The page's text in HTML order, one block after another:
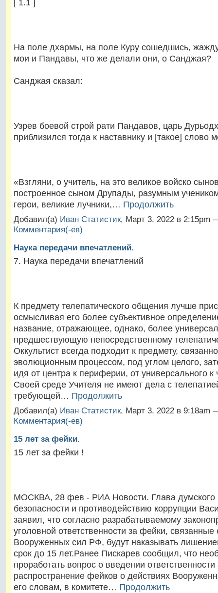
[ 1.1 ]
На поле дхармы, на поле Куру сошедшись,
мои и Пандавы, что же делали они, о Санджая?
Санджая сказал:
Узрев боевой строй рати Пандавов, царь
приблизился тогда к наставнику и [такое] слово
«Взгляни, о учитель, на это великое войско
построенное сыном Друпады, разумным
герои, великие лучники,… Продолжить
Добавил(а) Иван Статистик, Март 3, 2022 в 2:15pm
Комментария(-ев)
Наука передачи впечатлений.
7. Наука передачи впечатлений
К предмету телепатического общения лучше
осмысливая его более субъективное
название, отражающее, однако, более
предшествующую непосредственному
Оккультист всегда подходит к предмету,
эволюционным процессом, под углом целого,
идя от центра к периферии, от универсального к
Своей среде Учителя не имеют дела с
требующей… Продолжить
Добавил(а) Иван Статистик, Март 3, 2022 в 9:18am
Комментария(-ев)
15 лет за фейки.
15 лет за фейки !
МОСКВА, 28 фев - РИА Новости. Глава думского
безопасности и противодействию коррупции
заявил, что согласно разрабатываемому
уголовной ответственности за фейки, связанные
Вооруженных сил РФ, будут наказывать
срок до 15 лет.Ранее Пискарев сообщил, что
проработать вопрос о введении ответственности
распространение фейков о действиях
его словам, в комитете… Продолжить